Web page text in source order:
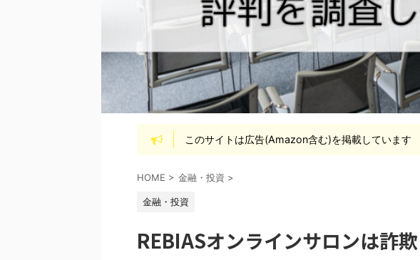
このサイトは広告(Amazon含む)を掲載しています
HOME > 金融・投資 >
金融・投資
REBIASオンラインサロンは詐